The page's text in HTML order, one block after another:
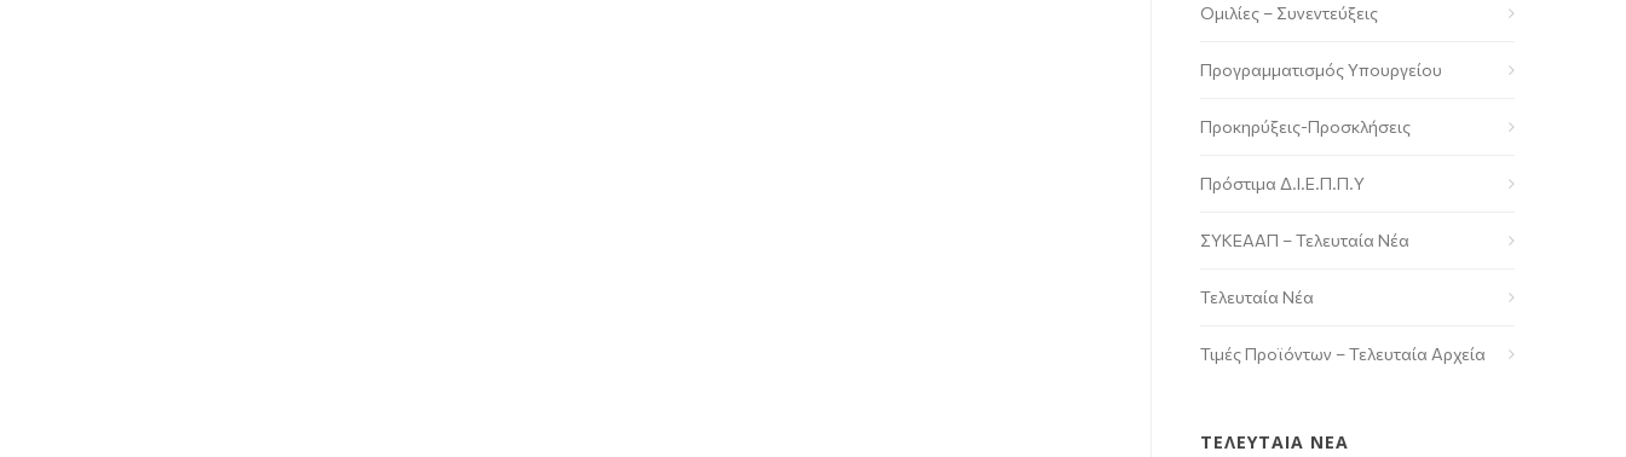
Ομιλίες – Συνεντεύξεις
Προγραμματισμός Υπουργείου
Προκηρύξεις-Προσκλήσεις
Πρόστιμα Δ.Ι.Ε.Π.Π.Υ
ΣΥΚΕΑΑΠ – Τελευταία Νέα
Τελευταία Νέα
Τιμές Προϊόντων – Τελευταία Αρχεία
ΤΕΛΕΥΤΑΙΑ ΝΕΑ